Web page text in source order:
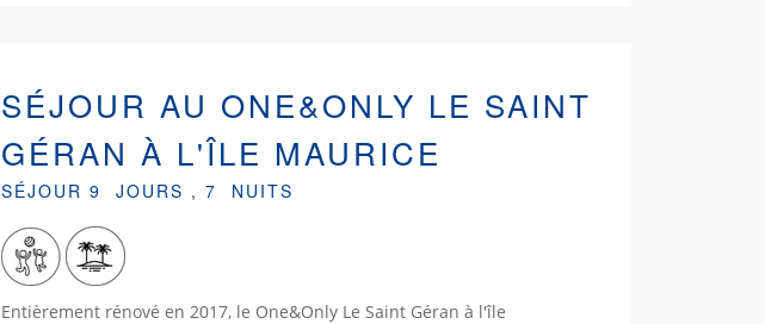
SÉJOUR AU ONE&ONLY LE SAINT
GÉRAN À L'ÎLE MAURICE
SÉJOUR 9 JOURS , 7 NUITS
Entièrement rénové en 2017, le One&Only Le Saint Géran à l'île